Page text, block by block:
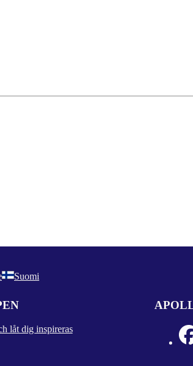
Suomi
låt dig inspireras